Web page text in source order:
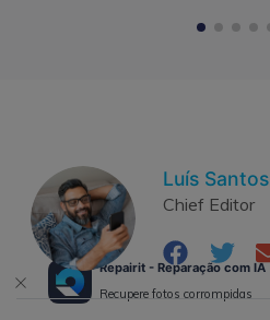
Luís Santos
Chief Editor
Repairit - Reparação com IA
Recupere fotos corrompidas